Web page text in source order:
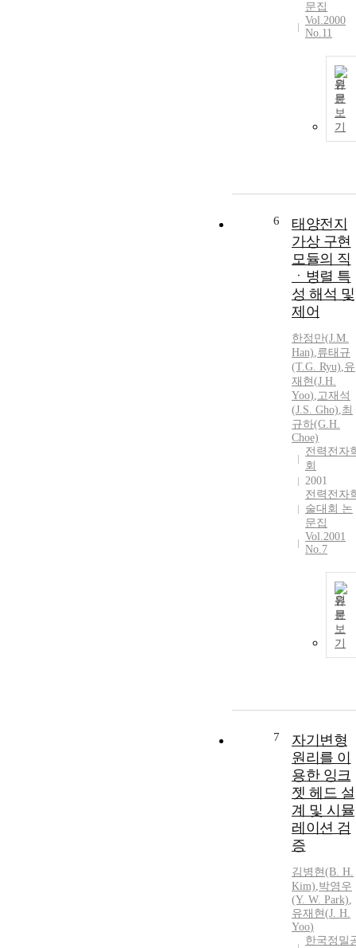
문집
Vol.2000
No.11
원
문
보
기
6
태양전지
가상 구현
모듈의 직
ㆍ병렬 특
성 해석 및
제어
한정만(J.M.
Han),류태규
(T.G. Ryu),유
재현(J.H.
Yoo),고재석
(J.S. Gho),최
규하(G.H.
Choe)
전력전자
회
2001
전력전자
술대회 논
문집
Vol.2001
No.7
원
문
보
기
7
자기변형
원리를 이
용한 잉크
젯 헤드 설
계 및 시뮬
레이션 검
증
김병현(B. H.
Kim),박영우
(Y. W. Park),
유재현(J. H.
Yoo)
한국정밀